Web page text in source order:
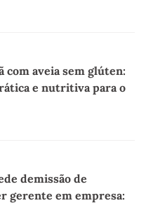
com aveia sem glúten:
e nutritiva para o
demissão de
gerente em empresa: